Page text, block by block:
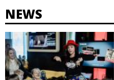
NEWS